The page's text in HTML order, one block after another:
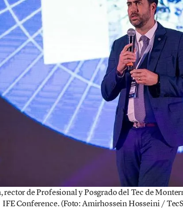
rector de Profesional y Posgrado del Tec de
IFE Conference. (Foto: Amirhossein Hosseini /